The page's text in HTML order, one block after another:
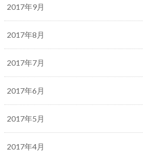
2017年9月
2017年8月
2017年7月
2017年6月
2017年5月
2017年4月